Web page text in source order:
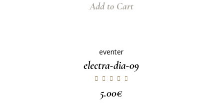
Add to Cart
eventer
electra-dia-09
5.00€